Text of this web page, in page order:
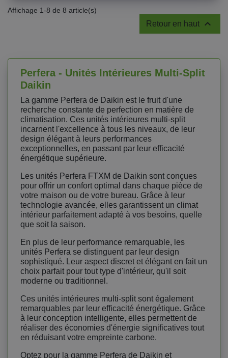
Affichage 1-8 de 8 article(s)
Retour en haut 
Perfera - Unités Intérieures Multi-Split
Daikin
La gamme Perfera de Daikin est le fruit d'une
recherche constante de perfection en matière de
climatisation. Ces unités intérieures multi-split
incarnent l'excellence à tous les niveaux, de leur
design élégant à leurs performances
exceptionnelles, en passant par leur efficacité
énergétique supérieure.
Les unités Perfera FTXM de Daikin sont conçues
pour offrir un confort optimal dans chaque pièce de
votre maison ou de votre bureau. Grâce à leur
technologie avancée, elles garantissent un climat
intérieur parfaitement adapté à vos besoins, quelle
que soit la saison.
En plus de leur performance remarquable, les
unités Perfera se distinguent par leur design
sophistiqué. Leur aspect discret et élégant en fait un
choix parfait pour tout type d'intérieur, qu'il soit
moderne ou traditionnel.
Ces unités intérieures multi-split sont également
remarquables par leur efficacité énergétique. Grâce
à leur conception intelligente, elles permettent de
réaliser des économies d'énergie significatives tout
en réduisant votre empreinte carbone.
Optez pour la gamme Perfera de Daikin et